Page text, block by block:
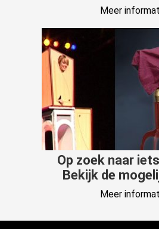
Meer
Op zoek naar
Bekijk de
Meer